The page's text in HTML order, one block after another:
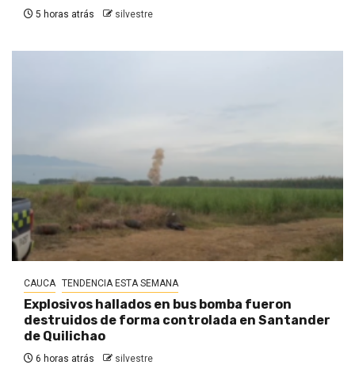
5 horas atrás silvestre
CAUCA TENDENCIA ESTA SEMANA
Explosivos hallados en bus bomba fueron
destruidos de forma controlada en Santander
de Quilichao
6 horas atrás silvestre